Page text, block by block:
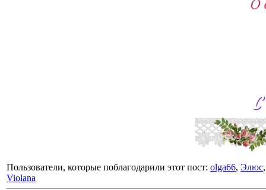
О
Пользователи, которые поблагодарили этот пост: olga66, Элюс
Violana